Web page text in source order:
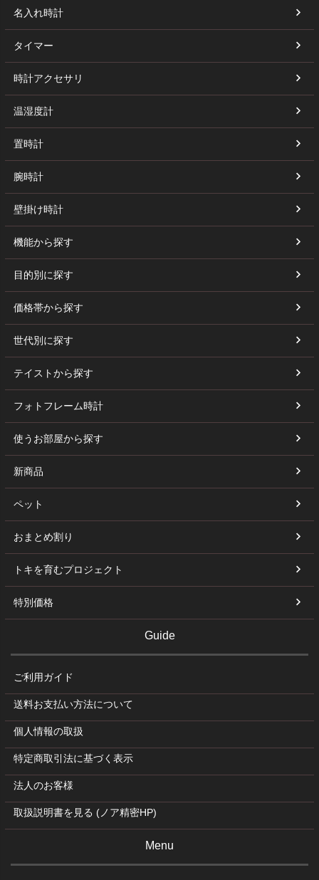
名入れ時計
タイマー
時計アクセサリ
温湿度計
置時計
腕時計
壁掛け時計
機能から探す
目的別に探す
価格帯から探す
世代別に探す
テイストから探す
フォトフレーム時計
使うお部屋から探す
新商品
ペット
おまとめ割り
トキを育むプロジェクト
特別価格
Guide
ご利用ガイド
送料お支払い方法について
個人情報の取扱
特定商取引法に基づく表示
法人のお客様
取扱説明書を見る (ノア精密HP)
Menu